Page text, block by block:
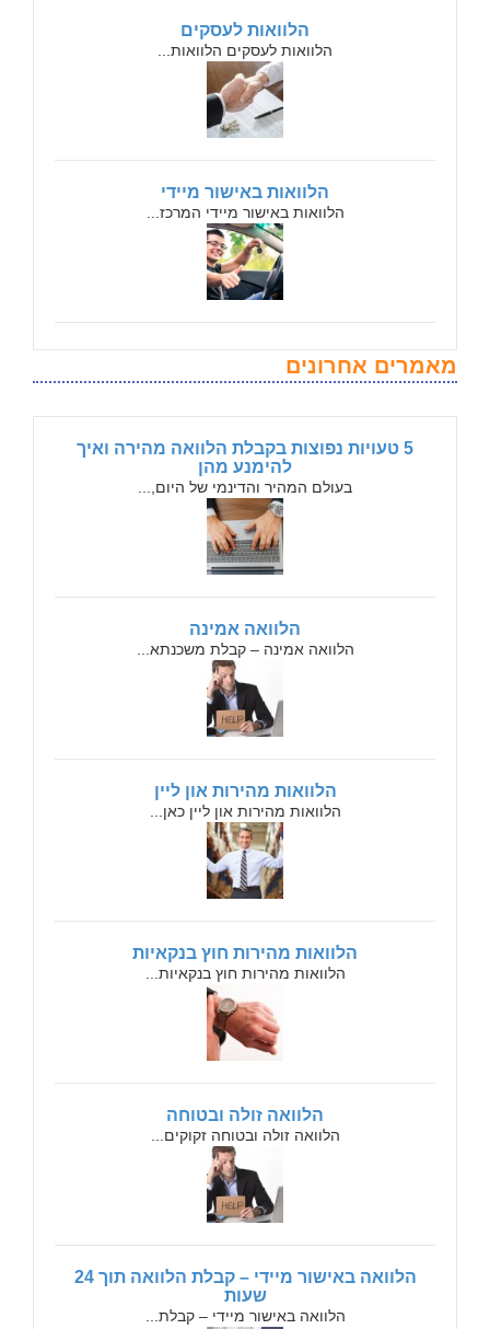
הלוואות לעסקים
הלוואות לעסקים הלוואות...
הלוואות באישור מיידי
הלוואות באישור מיידי המרכז...
מאמרים אחרונים
5 טעויות נפוצות בקבלת הלוואה מהירה ואיך
להימנע מהן
בעולם המהיר והדינמי של היום,...
הלוואה אמינה
הלוואה אמינה – קבלת משכנתא...
הלוואות מהירות און ליין
הלוואות מהירות און ליין כאן...
הלוואות מהירות חוץ בנקאיות
הלוואות מהירות חוץ בנקאיות...
הלוואה זולה ובטוחה
הלוואה זולה ובטוחה זקוקים...
הלוואה באישור מיידי – קבלת הלוואה תוך 24
שעות
הלוואה באישור מיידי – קבלת...